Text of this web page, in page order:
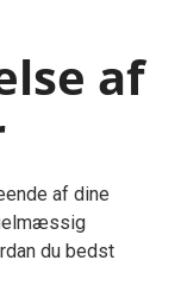
af
af dine
du bedst